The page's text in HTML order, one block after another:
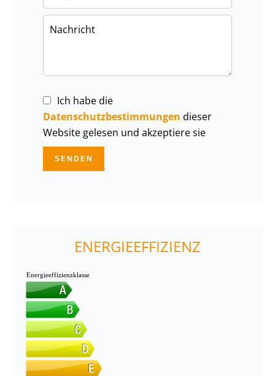
Ich habe die
Datenschutzbestimmungen dieser
Website gelesen und akzeptiere sie
SENDEN
ENERGIEEFFIZIENZ
Energieeffizienzklasse